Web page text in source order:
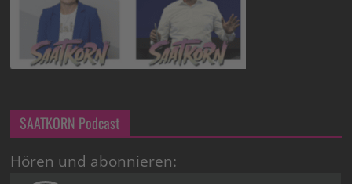
SAATKORN Podcast
Hören und abonnieren: